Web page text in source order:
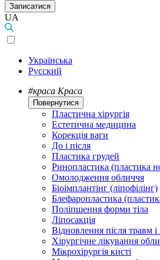
Записатися
UA
Українська
Русский
#краса Краса
Повернутися
Пластична хірургія
Естетична медицина
Корекція ваги
До і після
Пластика грудей
Ринопластика (пластика
Омолодження обличчя
Біоімплантінг (ліпофілінг)
Блефаропластика
Поліпшення форми тіла
Ліпосакція
Відновлення після травм
Хірургічне лікування
Мікрохірургія кисті